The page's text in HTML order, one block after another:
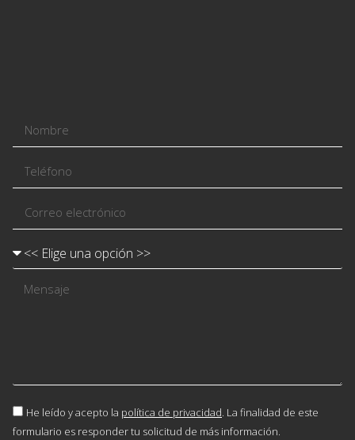
He leído y acepto la política de privacidad. La finalidad de este
formulario es responder tu solicitud de más información.